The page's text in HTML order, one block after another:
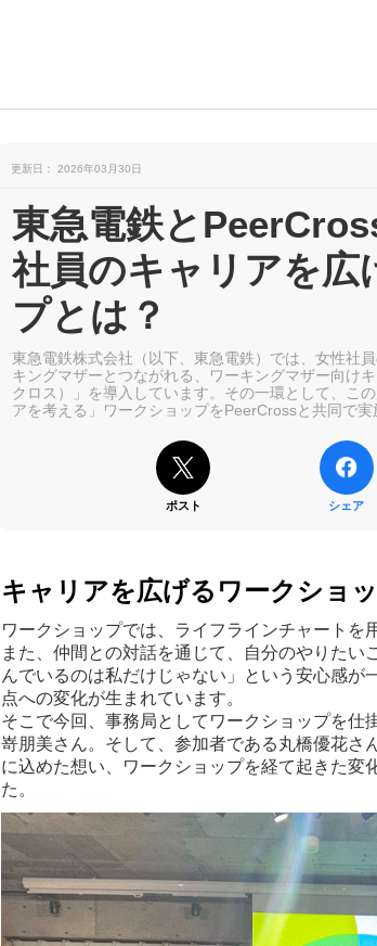
更新日： 2026年03月30日
東急電鉄と
社員のキャリアを広
プとは？
東急電鉄株式会社（以下、東急電鉄）では、女性社
キングマザーとつながれる、ワーキングマザー向け
クロス）」を導入しています。その一環として、こ
アを考える」ワークショップをPeerCrossと共同で実
ポスト シェア
キャリアを広げるワークショ
ワークショップでは、ライフラインチャートを
また、仲間との対話を通じて、自分のやりたい
んでいるのは私だけじゃない」という安心感が
点への変化が生まれています。
そこで今回、事務局としてワークショップを仕
嵜朋美さん。そして、参加者である丸橋優花さ
に込めた想い、ワークショップを経て起きた変
た。